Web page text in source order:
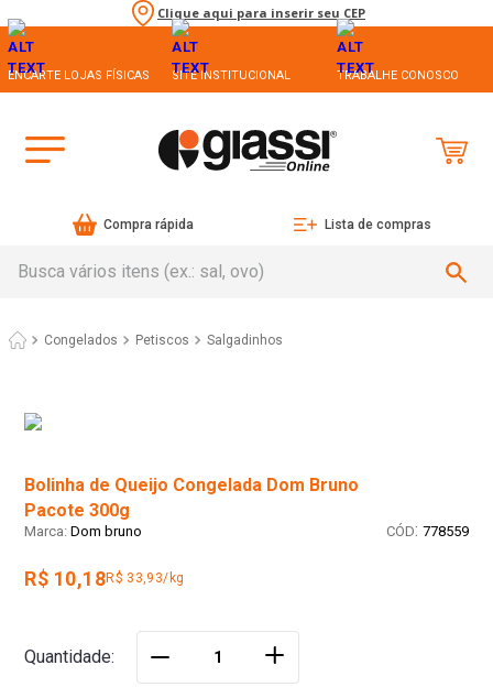
Clique aqui para inserir seu CEP
ENCARTE LOJAS FÍSICAS SITE INSTITUCIONAL TRABALHE CONOSCO
Compra rápida Lista de compras
Congelados Petiscos Salgadinhos
Bolinha de Queijo Congelada Dom Bruno
Pacote 300g
Dom bruno : 778559
R$ 10,18R$ 33,93/kg
Quantidade ＋